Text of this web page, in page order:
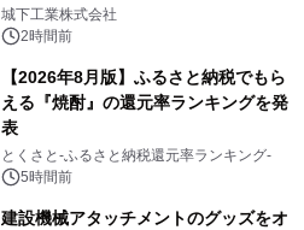
ーブル1本つなぐだけ、テレビの音が
ぐっと豊かに
城下工業株式会社
2時間前
【2026年8月版】ふるさと納税でもら
える『焼酎』の還元率ランキングを発
表
とくさと-ふるさと納税還元率ランキング-
5時間前
建設機械アタッチメントのグッズをオ